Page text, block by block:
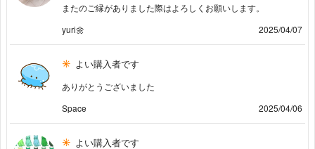
またのご縁がありました際はよろしくお願いします。
yuri🌼
2025/04/07
よい購入者です
ありがとうございました
Space
2025/04/06
よい購入者です